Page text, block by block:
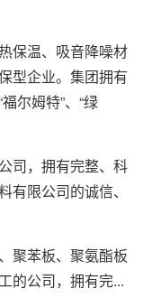
保温、吸音降噪材
型企业。集团拥有
尔姆特”、“绿
司，拥有完整、科
限公司的诚信、
苯板、聚氨酯板
的公司，拥有完...